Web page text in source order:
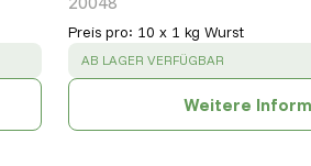
Preis pro: 10 x 1 kg Wurst
SUCCESS:
AB LAGER VERFÜGBAR
Weitere